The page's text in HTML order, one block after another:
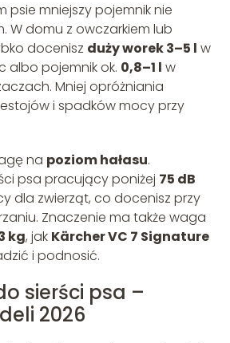
psie mniejszy pojemnik nie
W domu z owczarkiem lub
docenisz duży worek 3–5 l w
albo pojemnik ok. 0,8–1 l w
Mniej opróżniania
i spadków mocy przy
na poziom hałasu.
psa pracujący poniżej 75 dB
dla zwierząt, co docenisz przy
Znaczenie ma także waga
kg, jak Kärcher VC 7 Signature
i podnosić.
sierści psa –
2026